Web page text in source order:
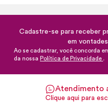
Cadastre-se para receber
em
Ao se cadastrar, você concorda
da nossa Política de Privacidade .
Atendimento
Clique aqui para